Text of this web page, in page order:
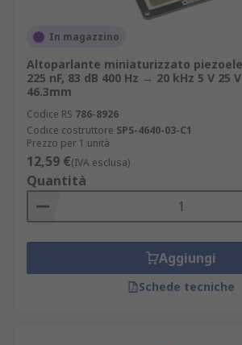
In magazzino
Altoparlante miniaturizzato
225 nF, 83 dB 400 Hz → 20 kHz 5 V 25
46.3mm
Codice RS 786-8926
Codice costruttore SPS-4640-03-C1
Prezzo per 1 unità
12,59 €(IVA esclusa)
Quantità
Aggiungi
Schede tecniche